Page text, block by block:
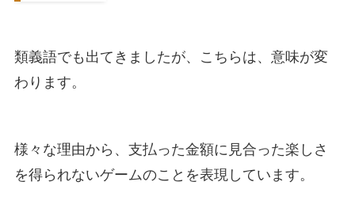
類義語でも出てきましたが、こちらは、意味が変
わります。
様々な理由から、支払った金額に見合った楽しさ
を得られないゲームのことを表現しています。